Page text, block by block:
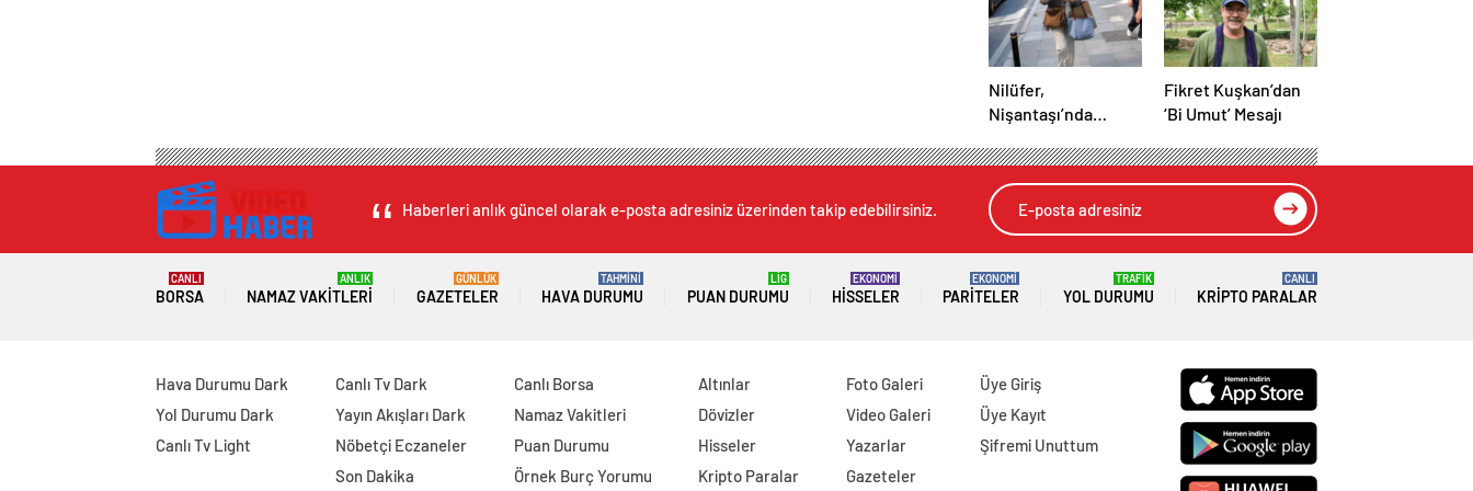
Nilüfer,
Nişantaşı’nda
Görüntülendi
Fikret Kuşkan’dan
‘Bi Umut’ Mesajı
Haberleri anlık güncel olarak e-posta adresiniz üzerinden takip edebilirsiniz.
BORSA
CANLI
NAMAZ VAKITLERI
ANLIK
GAZETELER
GÜNLÜK
HAVA DURUMU
TAHMİNİ
PUAN DURUMU
LİG
HISSELER
EKONOMİ
PARITELER
EKONOMİ
YOL DURUMU
TRAFİK
KRIPTO PARALAR
CANLI
Hava Durumu Dark
Yol Durumu Dark
Canlı Tv Light
Canlı Tv Dark
Yayın Akışları Dark
Nöbetçi Eczaneler
Son Dakika
Canlı Borsa
Namaz Vakitleri
Puan Durumu
Örnek Burç Yorumu
Altınlar
Dövizler
Hisseler
Kripto Paralar
Foto Galeri
Video Galeri
Yazarlar
Gazeteler
Üye Giriş
Üye Kayıt
Şifremi Unuttum